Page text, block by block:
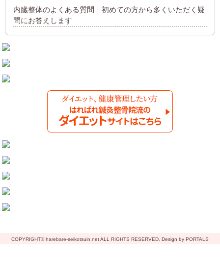
内臓整体のよくある質問｜初めての方から多くいただく疑
問にお答えします
COPYRIGHT© harebare-seikotsuin.net ALL RIGHTS RESERVED. Design by PORTALS